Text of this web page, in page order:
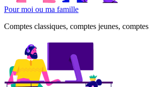
Pour moi ou ma famille
Comptes classiques, comptes jeunes,